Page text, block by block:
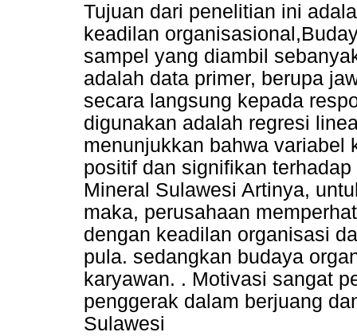
Tujuan dari penelitian ini
keadilan
sampel yang diambil
adalah data primer, berupa
secara langsung kepada
digunakan adalah regresi
menunjukkan bahwa variabel
positif dan signifikan
Mineral Sulawesi Artinya,
maka, perusahaan
dengan keadilan organisasi
pula. sedangkan budaya
karyawan. . Motivasi sangat
penggerak dalam berjuang
Sulawesi